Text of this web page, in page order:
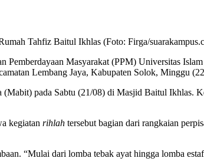
Tahfiz Baitul Ikhlas (Foto: Firga/
Masyarakat (PPM) Universitas
Lembang Jaya, Kabupaten Solok, Minggu
pada Sabtu (21/08) di Masjid Baitul Ikhlas.
kegiatan rihlah tersebut bagian dari rangkaian
“Mulai dari lomba tebak ayat hingga lomba